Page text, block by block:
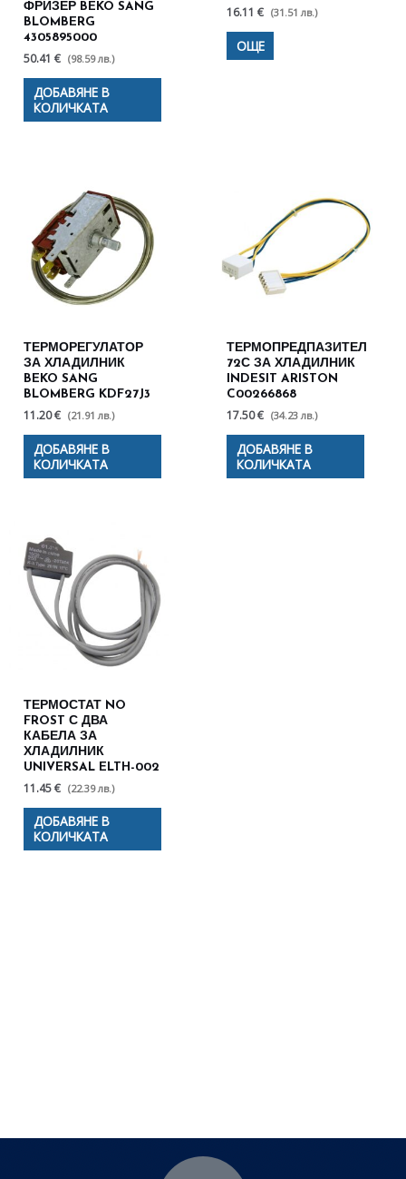
ФРИЗЕР BEKO SANG
BLOMBERG
4305895000
50.41 € (98.59 лв.)
ДОБАВЯНЕ В
КОЛИЧКАТА
16.11 € (31.51 лв.)
ОЩЕ
ТЕРМОРЕГУЛАТОР
ЗА ХЛАДИЛНИК
BEKO SANG
BLOMBERG KDF27J3
11.20 € (21.91 лв.)
ДОБАВЯНЕ В
КОЛИЧКАТА
ТЕРМОПРЕДПАЗИТЕЛ
72С ЗА ХЛАДИЛНИК
INDESIT ARISTON
C00266868
17.50 € (34.23 лв.)
ДОБАВЯНЕ В
КОЛИЧКАТА
ТЕРМОСТАТ NO
FROST С ДВА
КАБЕЛА ЗА
ХЛАДИЛНИК
UNIVERSAL ELTH-002
11.45 € (22.39 лв.)
ДОБАВЯНЕ В
КОЛИЧКАТА